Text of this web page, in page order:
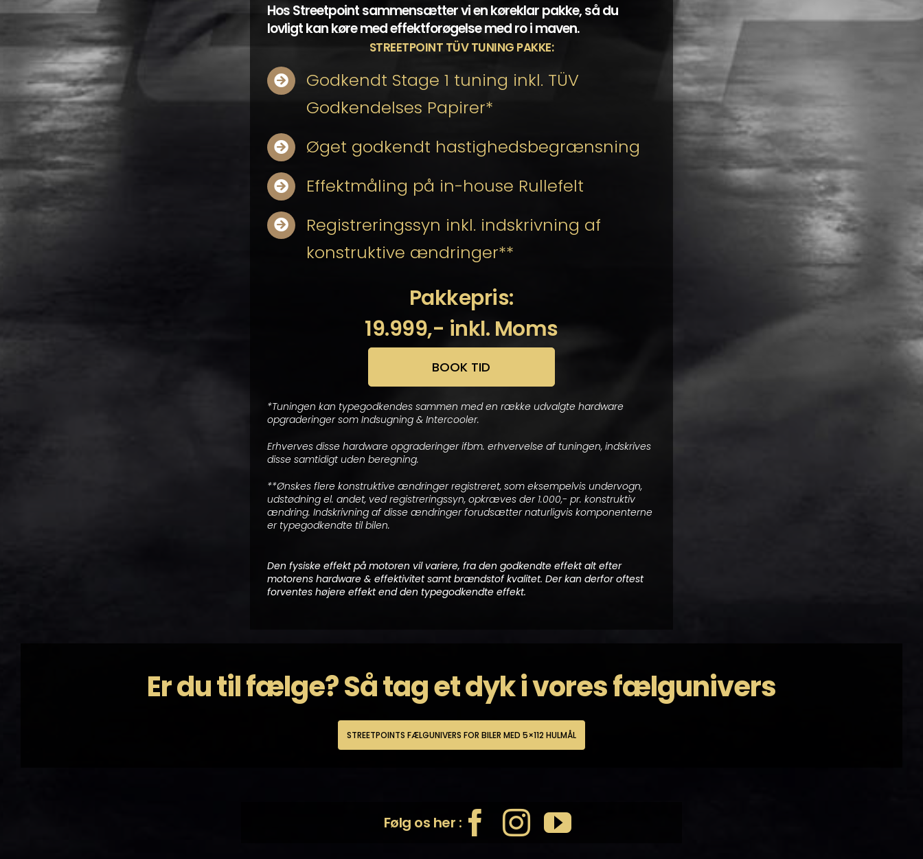
Hos Streetpoint sammensætter vi en køreklar pakke, så du
lovligt kan køre med effektforøgelse med ro i maven.
STREETPOINT TÜV TUNING PAKKE:
Godkendt Stage 1 tuning inkl. TÜV
Godkendelses Papirer*
Øget godkendt hastighedsbegrænsning
Effektmåling på in-house Rullefelt
Registreringssyn inkl. indskrivning af
konstruktive ændringer**
Pakkepris:
19.999,- inkl. Moms
BOOK TID
*Tuningen kan typegodkendes sammen med en række udvalgte hardware
opgraderinger som Indsugning & Intercooler.
Erhverves disse hardware opgraderinger ifbm. erhvervelse af tuningen, indskrives
disse samtidigt uden beregning.
**Ønskes flere konstruktive ændringer registreret, som eksempelvis undervogn,
udstødning el. andet, ved registreringssyn, opkræves der 1.000,- pr. konstruktiv
ændring. Indskrivning af disse ændringer forudsætter naturligvis komponenterne
er typegodkendte til bilen.
Den fysiske effekt på motoren vil variere, fra den godkendte effekt alt efter
motorens hardware & effektivitet samt brændstof kvalitet. Der kan derfor oftest
forventes højere effekt end den typegodkendte effekt.
Er du til fælge? Så tag et dyk i vores fælgunivers
STREETPOINTS FÆLGUNIVERS FOR BILER MED 5×112 HULMÅL
Følg os her :